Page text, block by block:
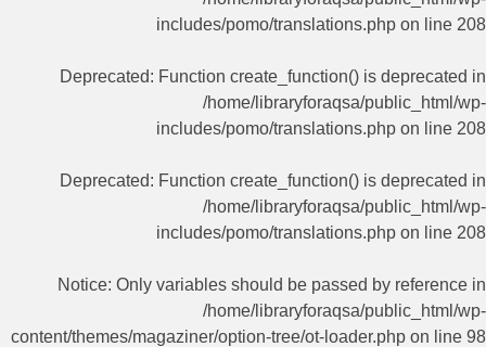
includes/pomo/translations.php on line 208
Deprecated: Function create_function() is deprecated in
/home/libraryforaqsa/public_html/wp-
includes/pomo/translations.php on line 208
Deprecated: Function create_function() is deprecated in
/home/libraryforaqsa/public_html/wp-
includes/pomo/translations.php on line 208
Notice: Only variables should be passed by reference in
/home/libraryforaqsa/public_html/wp-
content/themes/magaziner/option-tree/ot-loader.php on line 98